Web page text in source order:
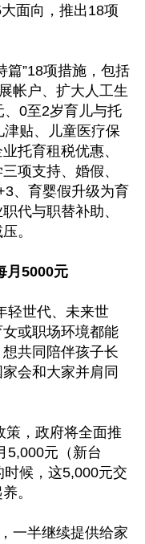
面向，推出18项
”18项措施，包括
帐户、扩大人工生
0至2岁育儿与托
贴、儿童医疗保
托育租税优惠、
项支持、婚假、
、育婴假升级为育
代与职替补助、
。
月5000元
轻世代、未来世
或职场环境都能
共同陪伴孩子长
会和大家并肩同
策，政府将全面推
5,000元（新台
候，这5,000元交
。
一半继续提供给家